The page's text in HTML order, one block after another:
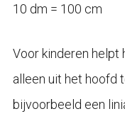
10 dm = 100 cm
Voor kinderen helpt
alleen uit het hoofd
bijvoorbeeld een